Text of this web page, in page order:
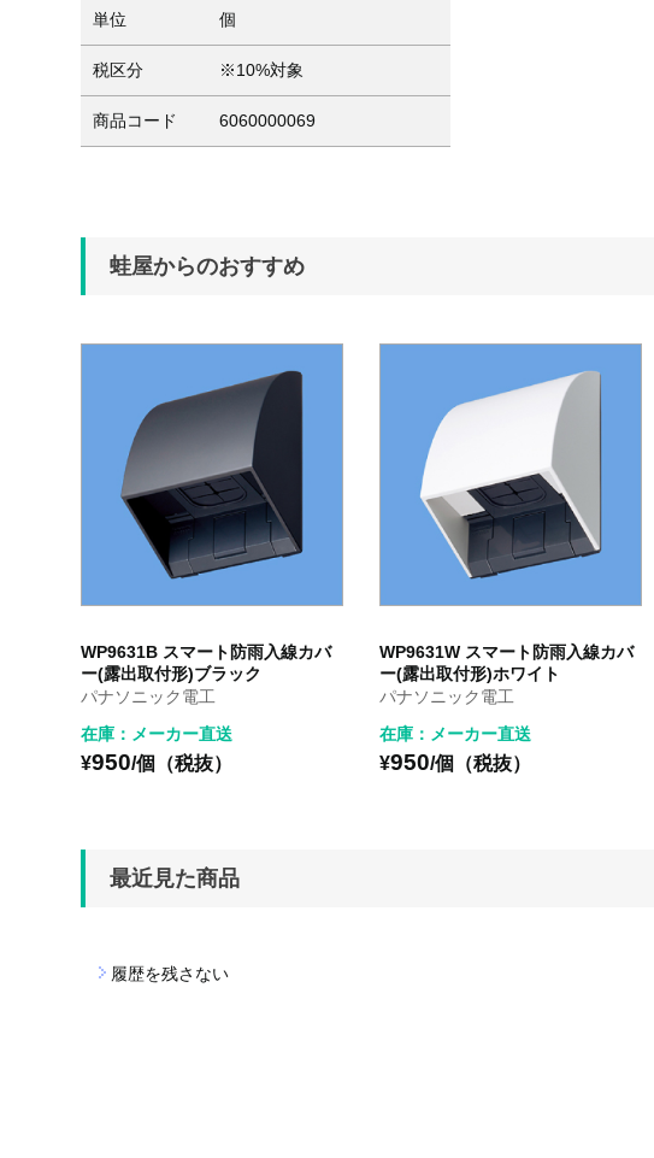
単位 個
税区分 ※10%対象
商品コード 6060000069
蛙屋からのおすすめ
WP9631B スマート防雨入線カバ
ー(露出取付形)ブラック
パナソニック電工
在庫：メーカー直送
¥950/個（税抜）
WP9631W スマート防雨入線カバ
ー(露出取付形)ホワイト
パナソニック電工
在庫：メーカー直送
¥950/個（税抜）
最近見た商品
履歴を残さない